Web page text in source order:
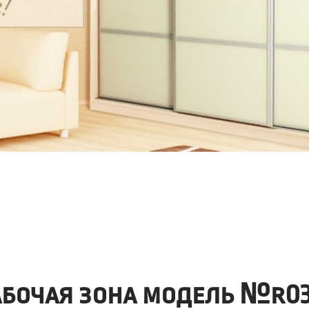
зона модель